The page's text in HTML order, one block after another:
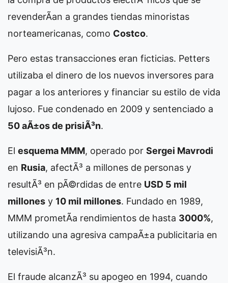
revenderÃ­an a grandes tiendas minoristas
norteamericanas, como Costco.
Pero estas transacciones eran ficticias. Petters
utilizaba el dinero de los nuevos inversores para
pagar a los anteriores y financiar su estilo de vida
lujoso. Fue condenado en 2009 y sentenciado a
50 aÃ±os de prisiÃ³n.
El esquema MMM, operado por Sergei Mavrodi
en Rusia, afectÃ³ a millones de personas y
resultÃ³ en pÃ©rdidas de entre USD 5 mil
millones y 10 mil millones. Fundado en 1989,
MMM prometÃ­a rendimientos de hasta 3000%,
utilizando una agresiva campaÃ±a publicitaria en
televisiÃ³n.
El fraude alcanzÃ³ su apogeo en 1994, cuando